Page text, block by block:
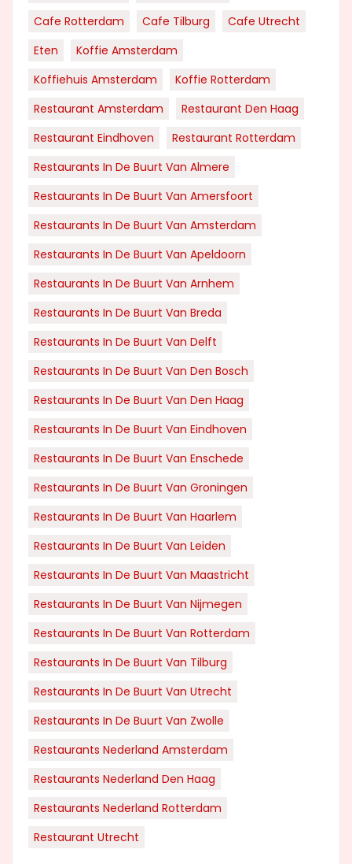
Cafe Rotterdam Cafe Tilburg
Cafe Utrecht
Eten
Koffie Amsterdam
Koffiehuis Amsterdam
Koffie Rotterdam
Restaurant Amsterdam
Restaurant Den Haag
Restaurant Eindhoven
Restaurant Rotterdam
Restaurants In De Buurt Van Almere
Restaurants In De Buurt Van Amersfoort
Restaurants In De Buurt Van Amsterdam
Restaurants In De Buurt Van Apeldoorn
Restaurants In De Buurt Van Arnhem
Restaurants In De Buurt Van Breda
Restaurants In De Buurt Van Delft
Restaurants In De Buurt Van Den Bosch
Restaurants In De Buurt Van Den Haag
Restaurants In De Buurt Van Eindhoven
Restaurants In De Buurt Van Enschede
Restaurants In De Buurt Van Groningen
Restaurants In De Buurt Van Haarlem
Restaurants In De Buurt Van Leiden
Restaurants In De Buurt Van Maastricht
Restaurants In De Buurt Van Nijmegen
Restaurants In De Buurt Van Rotterdam
Restaurants In De Buurt Van Tilburg
Restaurants In De Buurt Van Utrecht
Restaurants In De Buurt Van Zwolle
Restaurants Nederland Amsterdam
Restaurants Nederland Den Haag
Restaurants Nederland Rotterdam
Restaurant Utrecht